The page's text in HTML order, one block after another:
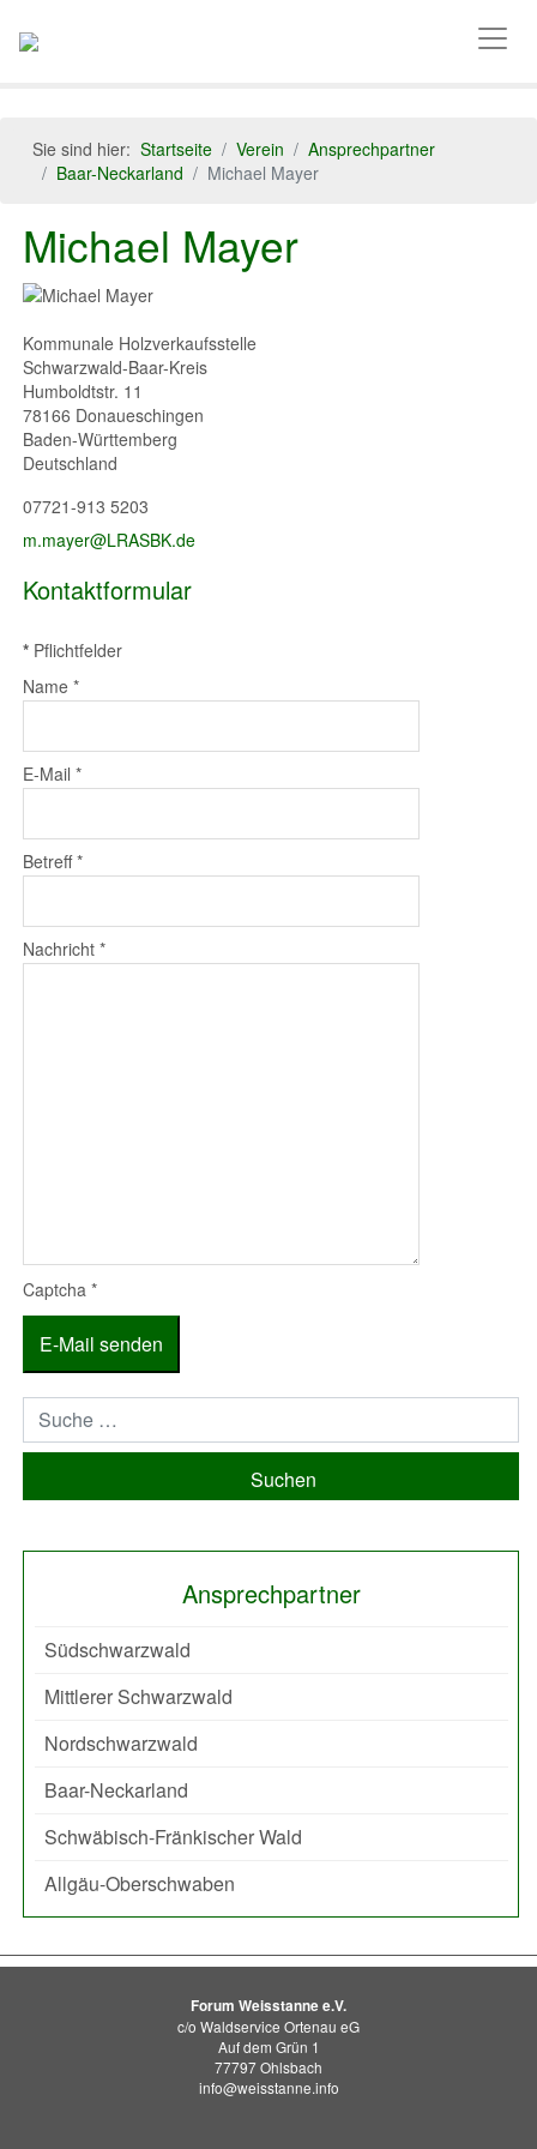
Sie sind hier:Startseite Verein
Ansprechpartner
Baar-Neckarland
Michael Mayer
Michael Mayer
Kommunale Holzverkaufsstelle
Schwarzwald-Baar-Kreis
Humboldtstr. 11
78166 Donaueschingen
Baden-Württemberg
Deutschland
07721-913 5203
m.mayer@LRASBK.de
Kontaktformular
* Pflichtfelder
Name *
E-Mail *
Betreff*
Nachricht *
Captcha *
E-Mail senden
Suchen
Ansprechpartner
Südschwarzwald
Mittlerer Schwarzwald
Nordschwarzwald
Baar-Neckarland
Schwäbisch-Fränkischer Wald
Allgäu-Oberschwaben
Forum Weisstanne e.V.
c/o Waldservice Ortenau eG
Auf dem Grün 1
77797 Ohlsbach
info@weisstanne.info